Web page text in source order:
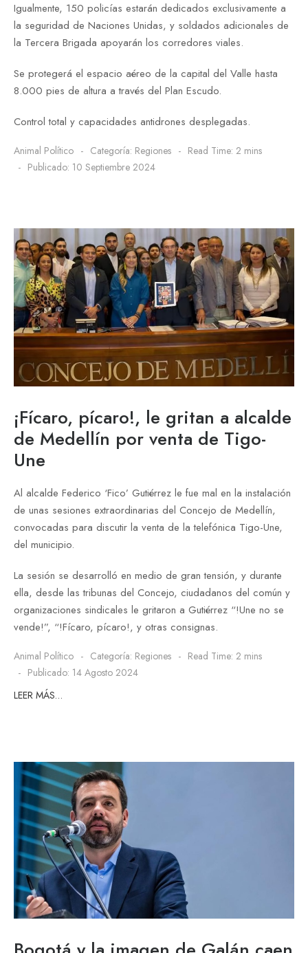
Igualmente, ⁠150 policías estarán dedicados exclusivamente a
la seguridad de Naciones Unidas, y soldados adicionales de
la Tercera Brigada apoyarán los corredores viales.
⁠Se protegerá el espacio aéreo de la capital del Valle hasta
8.000 pies de altura a través del Plan Escudo.
Control total y capacidades antidrones desplegadas.
Animal Político Categoría: Regiones
Read Time: 2 mins
Publicado: 10 Septiembre 2024
¡Fícaro, pícaro!, le gritan a alcalde
de Medellín por venta de Tigo-
Une
Al alcalde Federico ‘Fico’ Gutiérrez le fue mal en la instalación
de unas sesiones extraordinarias del Concejo de Medellín,
convocadas para discutir la venta de la telefónica Tigo-Une,
del municipio.
La sesión se desarrolló en medio de gran tensión, y durante
ella, desde las tribunas del Concejo, ciudadanos del común y
organizaciones sindicales le gritaron a Gutiérrez “!Une no se
vende!”, “!Fícaro, pícaro!, y otras consignas.
Animal Político Categoría: Regiones
Read Time: 2 mins
Publicado: 14 Agosto 2024
LEER MÁS…